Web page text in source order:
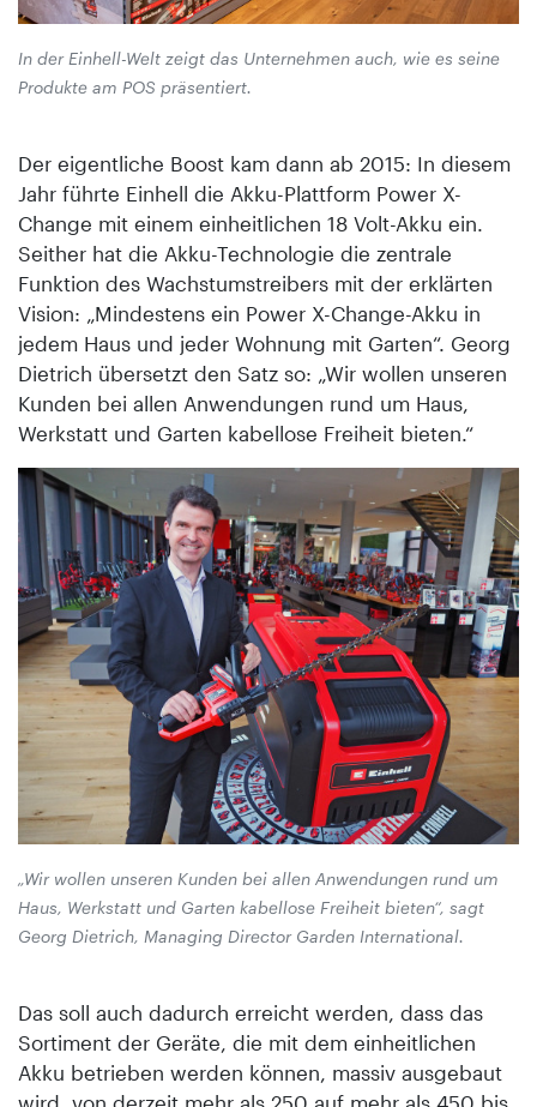
In der Einhell-Welt zeigt das Unternehmen auch, wie es seine
Produkte am POS präsentiert.
Der eigentliche Boost kam dann ab 2015: In diesem
Jahr führte Einhell die Akku-Plattform Power X-
Change mit einem einheitlichen 18 Volt-Akku ein.
Seither hat die Akku-Technologie die zentrale
Funktion des Wachstumstreibers mit der erklärten
Vision: „Mindestens ein Power X-Change-Akku in
jedem Haus und jeder Wohnung mit Garten“. Georg
Dietrich übersetzt den Satz so: „Wir wollen unseren
Kunden bei allen Anwendungen rund um Haus,
Werkstatt und Garten kabellose Freiheit bieten.“
„Wir wollen unseren Kunden bei allen Anwendungen rund um
Haus, Werkstatt und Garten kabellose Freiheit bieten“, sagt
Georg Dietrich, Managing Director Garden International.
Das soll auch dadurch erreicht werden, dass das
Sortiment der Geräte, die mit dem einheitlichen
Akku betrieben werden können, massiv ausgebaut
wird, von derzeit mehr als 250 auf mehr als 450 bis